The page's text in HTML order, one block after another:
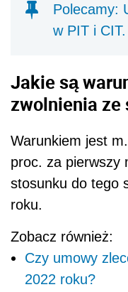
Polecamy:
w PIT i
Jakie są
zwolnienia ze
Warunkiem jest
proc. za pierwszy
stosunku do tego
roku.
Zobacz również:
Czy umowy
2022 roku?